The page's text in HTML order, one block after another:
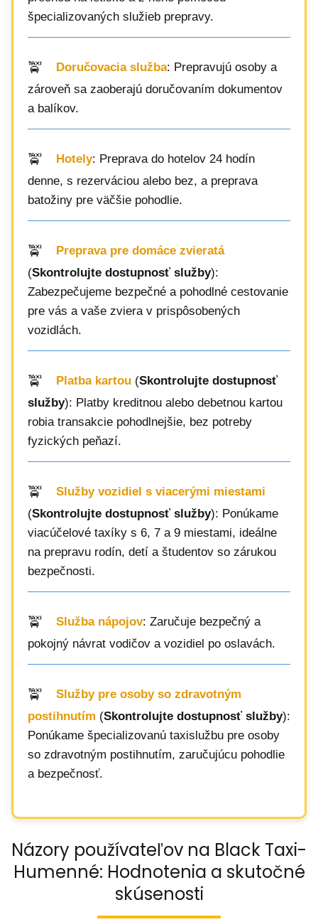
špecializovaných služieb prepravy.
Doručovacia služba: Prepravujú osoby a
zároveň sa zaoberajú doručovaním dokumentov
a balíkov.
Hotely: Preprava do hotelov 24 hodín
denne, s rezerváciou alebo bez, a preprava
batožiny pre väčšie pohodlie.
Preprava pre domáce zvieratá
(Skontrolujte dostupnosť služby):
Zabezpečujeme bezpečné a pohodlné cestovanie
pre vás a vaše zviera v prispôsobených
vozidlách.
Platba kartou (Skontrolujte dostupnosť
služby): Platby kreditnou alebo debetnou kartou
robia transakcie pohodlnejšie, bez potreby
fyzických peňazí.
Služby vozidiel s viacerými miestami
(Skontrolujte dostupnosť služby): Ponúkame
viacúčelové taxíky s 6, 7 a 9 miestami, ideálne
na prepravu rodín, detí a študentov so zárukou
bezpečnosti.
Služba nápojov: Zaručuje bezpečný a
pokojný návrat vodičov a vozidiel po oslavách.
Služby pre osoby so zdravotným
postihnutím (Skontrolujte dostupnosť služby):
Ponúkame špecializovanú taxislužbu pre osoby
so zdravotným postihnutím, zaručujúcu pohodlie
a bezpečnosť.
Názory používateľov na Black Taxi-
Humenné: Hodnotenia a skutočné
skúsenosti